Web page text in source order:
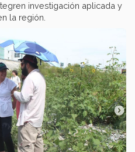
investigación aplicada y
la región.